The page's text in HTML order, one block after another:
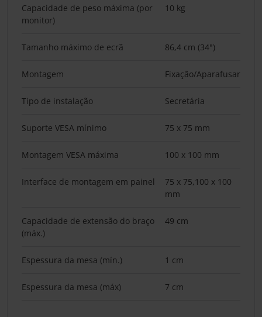
Capacidade de peso máxima (por
monitor)
10 kg
Tamanho máximo de ecrã 86,4 cm (34")
Montagem Fixação/Aparafusar
Tipo de instalação Secretária
Suporte VESA mínimo 75 x 75 mm
Montagem VESA máxima 100 x 100 mm
Interface de montagem em painel
75 x 75,100 x 100
mm
Capacidade de extensão do braço
(máx.)
49 cm
Espessura da mesa (mín.) 1 cm
Espessura da mesa (máx) 7 cm